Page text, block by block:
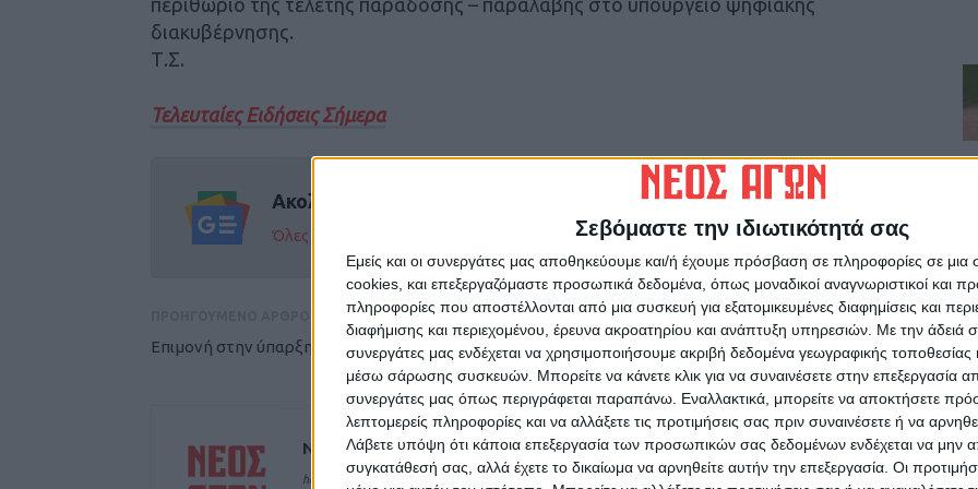
Σεβόμαστε την ιδιωτικότητά σας
Εμείς και οι συνεργάτες μας αποθηκεύουμε και/ή έχουμε πρόσβαση σε πληροφορίες σε
cookies, και επεξεργαζόμαστε προσωπικά δεδομένα, όπως μοναδικοί αναγνωριστικοί και
πληροφορίες που αποστέλλονται από μια συσκευή για εξατομικευμένες διαφημίσεις και
διαφήμισης και περιεχομένου, έρευνα ακροατηρίου και ανάπτυξη υπηρεσιών. Με την άδειά
συνεργάτες μας ενδέχεται να χρησιμοποιήσουμε ακριβή δεδομένα γεωγραφικής τοποθεσίας
μέσω σάρωσης συσκευών. Μπορείτε να κάνετε κλικ για να συναινέσετε στην επεξεργασία
συνεργάτες μας όπως περιγράφεται παραπάνω. Εναλλακτικά, μπορείτε να αποκτήσετε
λεπτομερείς πληροφορίες και να αλλάξετε τις προτιμήσεις σας πριν συναινέσετε ή να
Λάβετε υπόψη ότι κάποια επεξεργασία των προσωπικών σας δεδομένων ενδέχεται να μην
συγκατάθεσή σας, αλλά έχετε το δικαίωμα να αρνηθείτε αυτήν την επεξεργασία. Οι
διακυβέρνησης.
Τ.Σ.
Τελευταίες Ειδήσεις Σήμερα
Ακολούθησε την εφημερίδα ΝΕΟΣ ΑΓΩΝ στο Google News!
Όλες οι εξελίξεις στην περιοχή της Καρδίτσας και ευρύτερα της Θεσσαλίας
Επιμονή στην ύπαρξη του πράσινου στοιχείου
ΕΠΟΜΕΝΟ ΑΡΘΡΟ
Πρωινό μαγκαζίνο 29/6/2023
ΝΕΟΣ ΑΓΩΝ
https://neosagon.gr